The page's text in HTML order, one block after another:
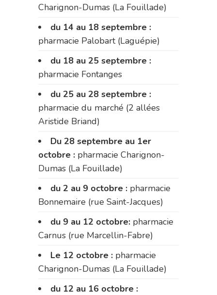
Charignon-Dumas (La Fouillade)
du 14 au 18 septembre :
pharmacie Palobart (Laguépie)
du 18 au 25 septembre :
pharmacie Fontanges
du 25 au 28 septembre :
pharmacie du marché (2 allées
Aristide Briand)
Du 28 septembre au 1er
octobre : pharmacie Charignon-
Dumas (La Fouillade)
du 2 au 9 octobre : pharmacie
Bonnemaire (rue Saint-Jacques)
du 9 au 12 octobre: pharmacie
Carnus (rue Marcellin-Fabre)
Le 12 octobre : pharmacie
Charignon-Dumas (La Fouillade)
du 12 au 16 octobre :